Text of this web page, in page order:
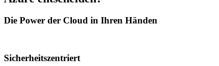
Die Power der Cloud in Ihren Händen
Sicherheitszentriert